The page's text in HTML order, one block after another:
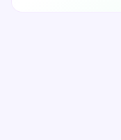
있습니다.반대로 실